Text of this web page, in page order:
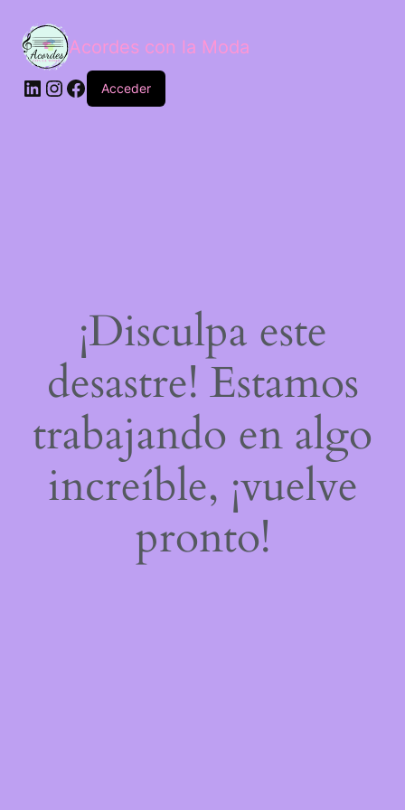
Acordes con la Moda
Acceder
¡Disculpa este
desastre! Estamos
trabajando en algo
increíble, ¡vuelve
pronto!